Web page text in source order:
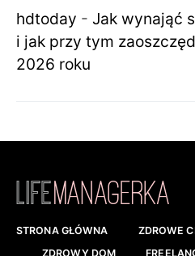
hdtoday - Jak wynająć
i jak przy tym
2026 roku
STRONA GŁÓWNA ZDROWE
ZDROWY DOM